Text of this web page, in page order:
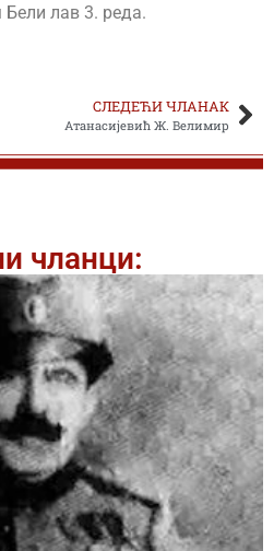
лав 3. реда.
СЛЕДЕЋИ ЧЛАНАК
Атанасијевић Ж. Велимир
чланци: